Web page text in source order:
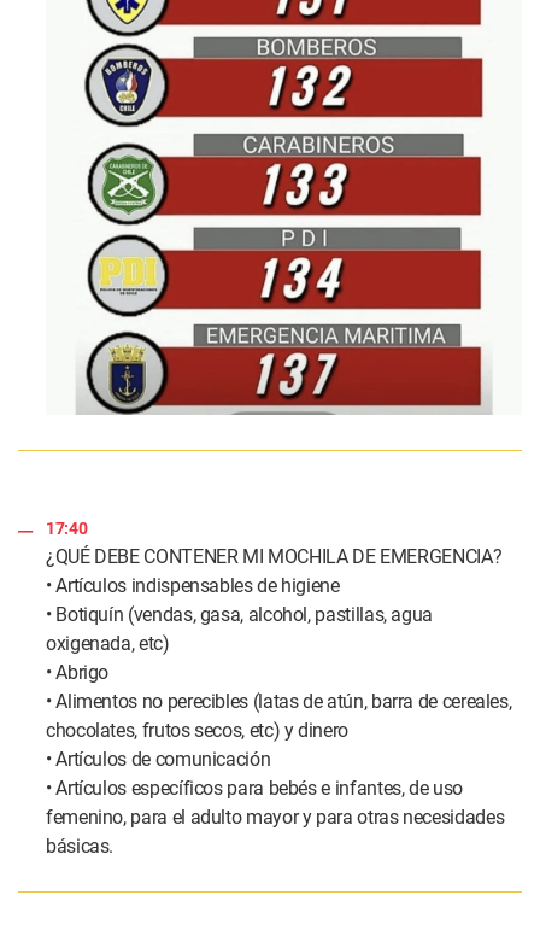
17:40
¿QUÉ DEBE CONTENER MI MOCHILA DE EMERGENCIA?
• Artículos indispensables de higiene
• Botiquín (vendas, gasa, alcohol, pastillas, agua
oxigenada, etc)
• Abrigo
• Alimentos no perecibles (latas de atún, barra de cereales,
chocolates, frutos secos, etc) y dinero
• Artículos de comunicación
• Artículos específicos para bebés e infantes, de uso
femenino, para el adulto mayor y para otras necesidades
básicas.